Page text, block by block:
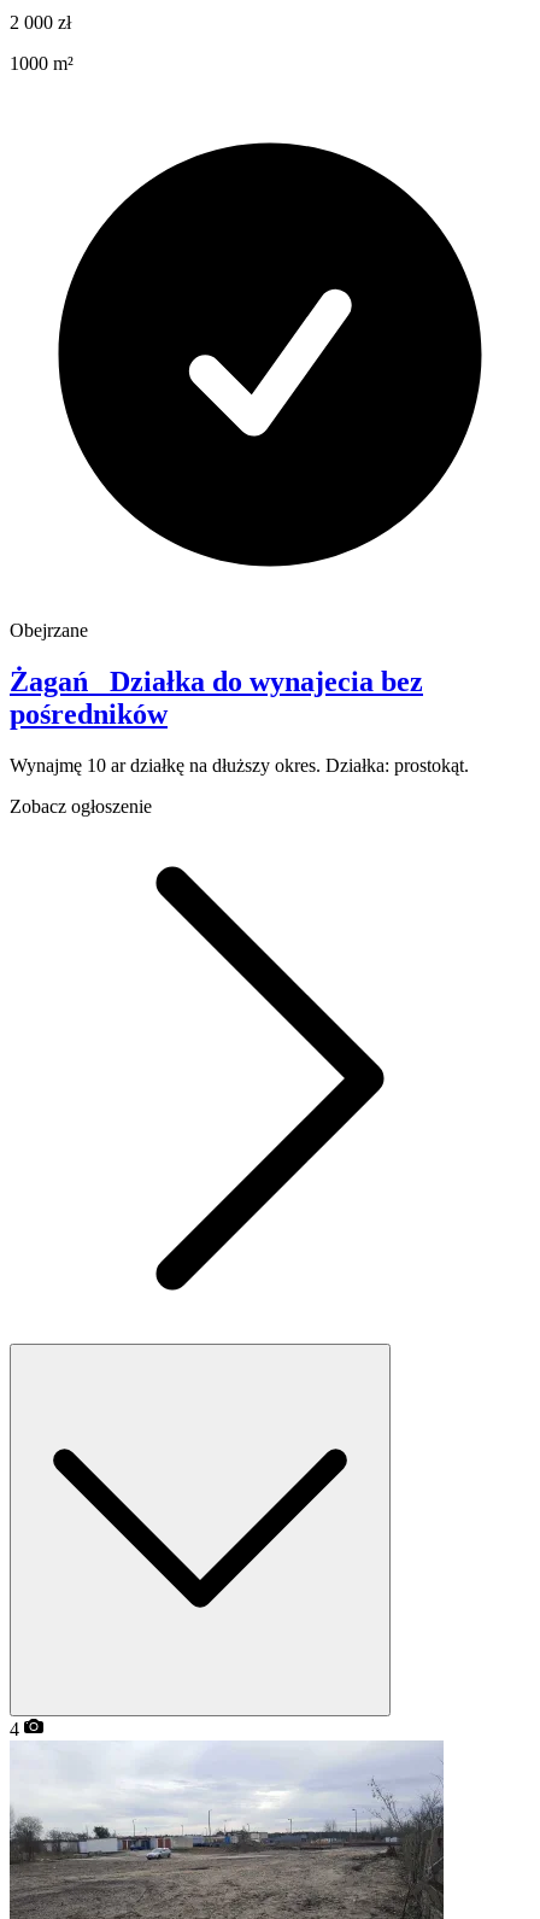
2 000 zł
1000 m²
Obejrzane
Żagań Działka do wynajecia bez
pośredników
Wynajmę 10 ar działkę na dłuższy okres. Działka: prostokąt.
Zobacz ogłoszenie
4